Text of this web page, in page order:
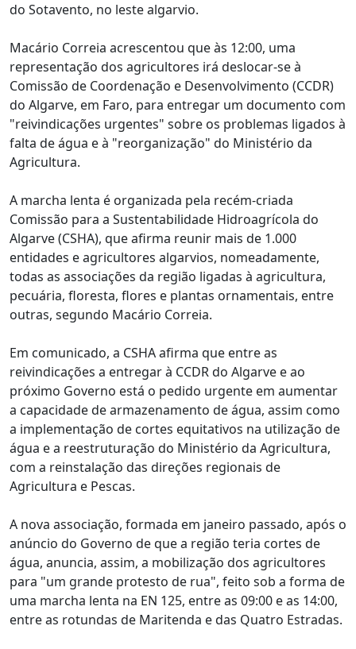
do Sotavento, no leste algarvio.
Macário Correia acrescentou que às 12:00, uma
representação dos agricultores irá deslocar-se à
Comissão de Coordenação e Desenvolvimento (CCDR)
do Algarve, em Faro, para entregar um documento com
"reivindicações urgentes" sobre os problemas ligados à
falta de água e à "reorganização" do Ministério da
Agricultura.
A marcha lenta é organizada pela recém-criada
Comissão para a Sustentabilidade Hidroagrícola do
Algarve (CSHA), que afirma reunir mais de 1.000
entidades e agricultores algarvios, nomeadamente,
todas as associações da região ligadas à agricultura,
pecuária, floresta, flores e plantas ornamentais, entre
outras, segundo Macário Correia.
Em comunicado, a CSHA afirma que entre as
reivindicações a entregar à CCDR do Algarve e ao
próximo Governo está o pedido urgente em aumentar
a capacidade de armazenamento de água, assim como
a implementação de cortes equitativos na utilização de
água e a reestruturação do Ministério da Agricultura,
com a reinstalação das direções regionais de
Agricultura e Pescas.
A nova associação, formada em janeiro passado, após o
anúncio do Governo de que a região teria cortes de
água, anuncia, assim, a mobilização dos agricultores
para "um grande protesto de rua", feito sob a forma de
uma marcha lenta na EN 125, entre as 09:00 e as 14:00,
entre as rotundas de Maritenda e das Quatro Estradas.